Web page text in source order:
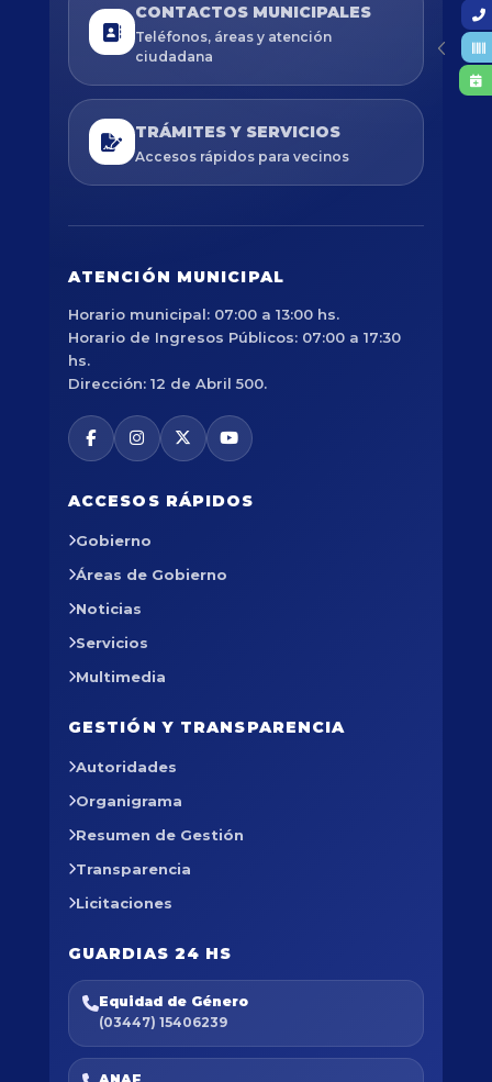
CONTACTOS MUNICIPALES
Teléfonos, áreas y atención
ciudadana
TRÁMITES Y SERVICIOS
Accesos rápidos para vecinos
ATENCIÓN MUNICIPAL
Horario municipal: 07:00 a 13:00 hs.
Horario de Ingresos Públicos: 07:00 a 17:30
hs.
Dirección: 12 de Abril 500.
ACCESOS RÁPIDOS
Gobierno
Áreas de Gobierno
Noticias
Servicios
Multimedia
GESTIÓN Y TRANSPARENCIA
Autoridades
Organigrama
Resumen de Gestión
Transparencia
Licitaciones
GUARDIAS 24 HS
Equidad de Género
(03447) 15406239